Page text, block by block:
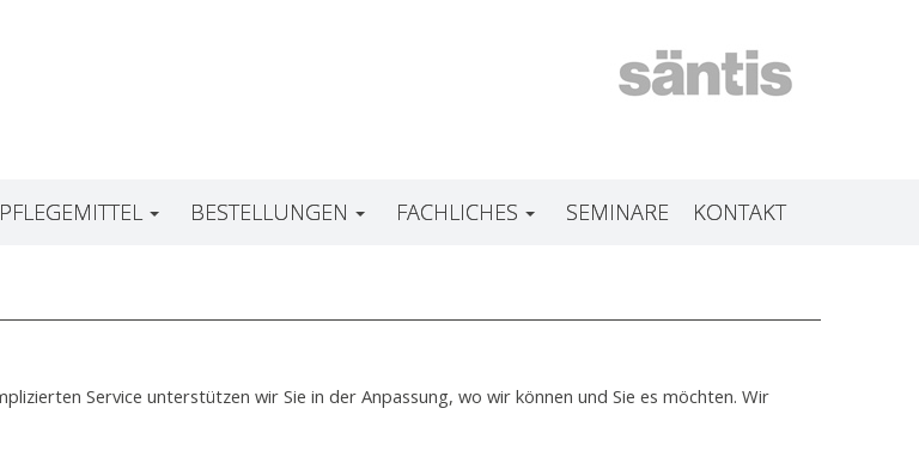
PFLEGEMITTEL BESTELLUNGEN FACHLICHES SEMINARE KONTAKT
Service unterstützen wir Sie in der Anpassung, wo wir können und Sie es möchten. Wir